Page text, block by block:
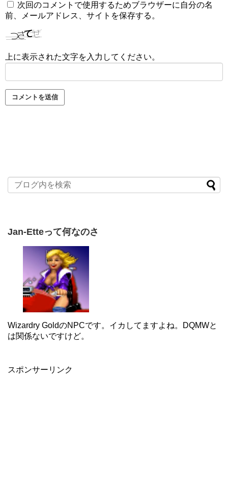
次回のコメントで使用するためブラウザーに自分の名
前、メールアドレス、サイトを保存する。
上に表示された文字を入力してください。
Jan-Etteって何なのさ
Wizardry GoldのNPCです。イカしてますよね。DQMWと
は関係ないですけど。
スポンサーリンク